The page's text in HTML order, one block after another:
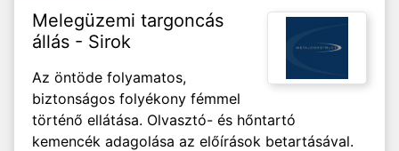
Melegüzemi targoncás
állás - Sirok
Az öntöde folyamatos,
biztonságos folyékony fémmel
történő ellátása. Olvasztó- és hőntartó
kemencék adagolása az előírások betartásával.